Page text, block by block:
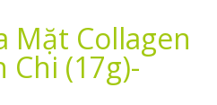
Mặt Collagen
Chi (17g)-